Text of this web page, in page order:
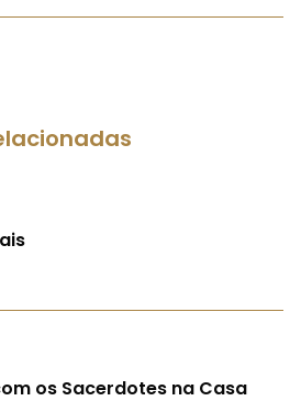
os Sacerdotes na Casa